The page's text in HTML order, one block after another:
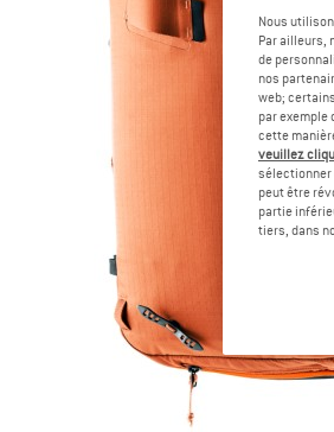
Nous
Par ailleurs,
de
nos
web;
par
cette
veuillez
sélectionner
peut être
partie
tiers, dans